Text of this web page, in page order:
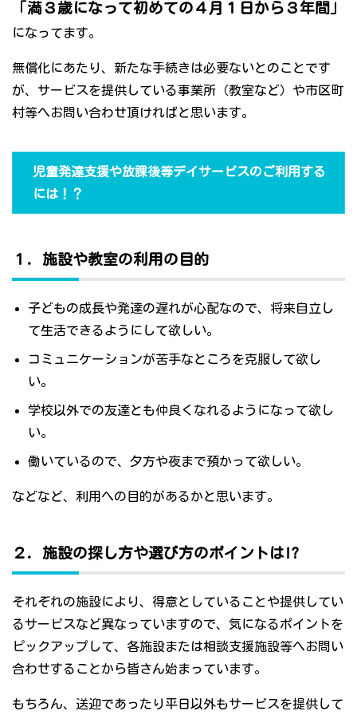
「満３歳になって初めての４月１日から３年間」
になってます。
無償化にあたり、新たな手続きは必要ないとのことです
が、サービスを提供している事業所（教室など）や市区町
村等へお問い合わせ頂ければと思います。
児童発達支援や放課後等デイサービスのご利用する
には！？
１．施設や教室の利用の目的
子どもの成長や発達の遅れが心配なので、将来自立し
て生活できるようにして欲しい。
コミュニケーションが苦手なところを克服して欲し
い。
学校以外での友達とも仲良くなれるようになって欲し
い。
働いているので、夕方や夜まで預かって欲しい。
などなど、利用への目的があるかと思います。
２．施設の探し方や選び方のポイントは!?
それぞれの施設により、得意としていることや提供してい
るサービスなど異なっていますので、気になるポイントを
ピックアップして、各施設または相談支援施設等へお問い
合わせすることから皆さん始まっています。
もちろん、送迎であったり平日以外もサービスを提供して